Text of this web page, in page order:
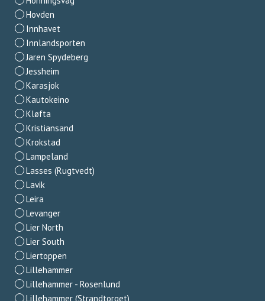
Hovden
Innhavet
Innlandsporten
Jaren Spydeberg
Jessheim
Karasjok
Kautokeino
Kløfta
Kristiansand
Krokstad
Lampeland
Lasses (Rugtvedt)
Lavik
Leira
Levanger
Lier North
Lier South
Liertoppen
Lillehammer
Lillehammer - Rosenlund
Lillehammer (Strandtorget)